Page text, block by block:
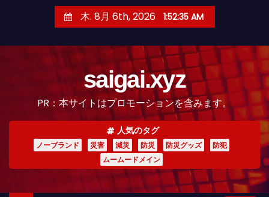
木. 8月 6th, 2026 1:52:36 AM
saigai.xyz
PR：本サイトはプロモーションを含みます。
人気のタグ
ノーブランド 災害 減災 防災 防災グッズ
防犯
ムームードメイン